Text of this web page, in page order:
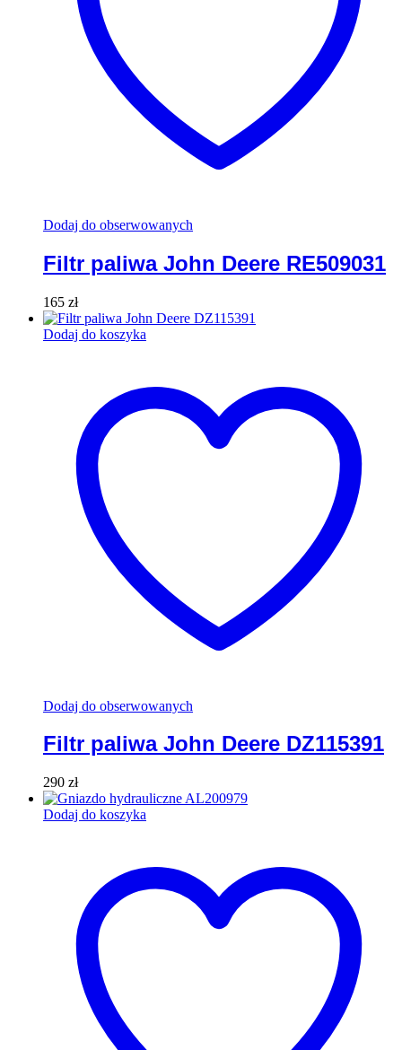
Dodaj do obserwowanych
Filtr paliwa John Deere RE509031
165 zł
Dodaj do koszyka
Dodaj do obserwowanych
Filtr paliwa John Deere DZ115391
290 zł
Dodaj do koszyka